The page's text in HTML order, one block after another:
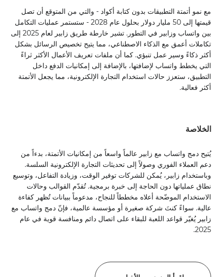
مع نمو أتمتة التطبيقات بدون كتابة أكواد - والتي من المتوقع أن تصل
قيمتها إلى 50 مليار دولار بحلول عام 2028 - ستستمر عمليات التكامل
بين واتساب وزابير في التطور. تشير خارطة طريق زابير لعام 2025 إلى
تكاملات أعمق مع الذكاء الاصطناعي، مما يتيح تخصيص الرسائل بشكل
أكثر ذكاءً وسير عمل تنبؤي. كما أن ملفات تعريف الأعمال الأكثر ثراءً
التي يخطط واتساب لإضافتها، بالإضافة إلى إمكانيات الدفع داخل
التطبيق، ستعزز حالات استخدام التجارة الإلكترونية، مما يجعل الأتمتة
أكثر فعالية.
الخلاصة
يُتيح دمج واتساب مع زابير عالماً واسعاً من إمكانيات الأتمتة، بدءاً من
دعم العملاء الفوري وصولاً إلى تحديثات التجارة الإلكترونية السلسة.
وباستخدام زابير، يُمكن للشركات توفير الوقت، وزيادة التفاعل، وتوسيع
نطاق عملياتها دون الحاجة إلى خبرة برمجية. تُقدّم القوالب وحالات
الاستخدام الموضّحة أعلاه مخططاً للنجاح، مدعوماً ببيانات تُظهر كفاءة
عالية. سواءً كنتَ شركة صغيرة أو مؤسسة عالمية، فإنّ دمج واتساب مع
زابير يُغيّر قواعد اللعبة للبقاء على اتصال دائم ومنافسة قوية في عام
2025.